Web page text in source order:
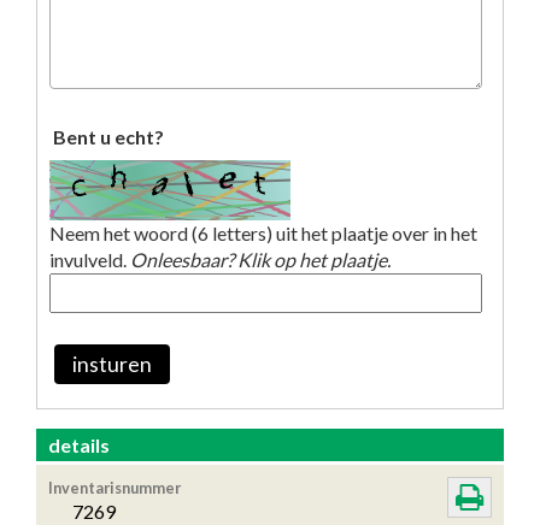
Bent u echt?
Neem het woord (6 letters) uit het plaatje over in het
invulveld. Onleesbaar? Klik op het plaatje.
insturen
details
Inventarisnummer
7269